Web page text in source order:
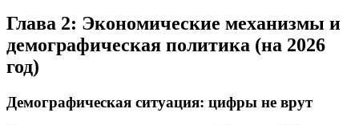
Глава 2: Экономические механизмы и
демографическая политика (на 2026
год)
Демографическая ситуация: цифры не врут